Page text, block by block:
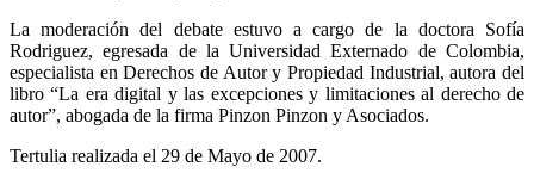
La moderación del debate estuvo a cargo de la doctora Sofía
Rodriguez, egresada de la Universidad Externado de Colombia,
especialista en Derechos de Autor y Propiedad Industrial, autora del
libro “La era digital y las excepciones y limitaciones al derecho de
autor”, abogada de la firma Pinzon Pinzon y Asociados.
Tertulia realizada el 29 de Mayo de 2007.